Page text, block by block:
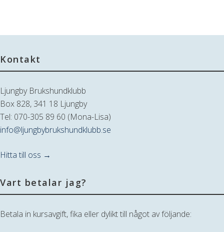
Kontakt
Ljungby Brukshundklubb
Box 828, 341 18 Ljungby
Tel: 070-305 89 60 (Mona-Lisa)
info@ljungbybrukshundklubb.se
Hitta till oss →
Vart betalar jag?
Betala in kursavgift, fika eller dylikt till något av följande: